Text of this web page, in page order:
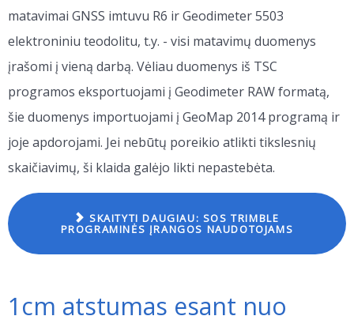
matavimai GNSS imtuvu R6 ir Geodimeter 5503
elektroniniu teodolitu, t.y. - visi matavimų duomenys
įrašomi į vieną darbą. Vėliau duomenys iš TSC
programos eksportuojami į Geodimeter RAW formatą,
šie duomenys importuojami į GeoMap 2014 programą ir
joje apdorojami. Jei nebūtų poreikio atlikti tikslesnių
skaičiavimų, ši klaida galėjo likti nepastebėta.
SKAITYTI DAUGIAU: SOS TRIMBLE
PROGRAMINĖS ĮRANGOS NAUDOTOJAMS
1cm atstumas esant nuo